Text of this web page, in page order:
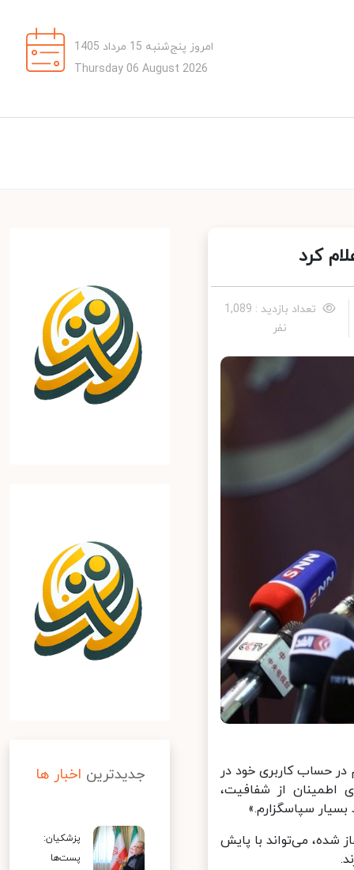
امروز پنج‌شنبه 15 مرداد 1405
Thursday 06 August 2026
کرد
تعداد بازدید : 1,089
نفر
حساب کاربری خود در
از شفافیت،
سپاسگزارم.»
شده، می‌تواند با پایش
جدیدترین اخبار ها
پزشکیان:
پست‌ها